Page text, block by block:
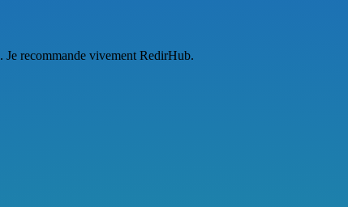
recommande vivement RedirHub.